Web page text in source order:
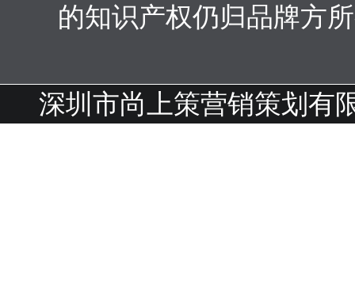
的知识产权仍归品牌方
深圳市尚上策营销策划